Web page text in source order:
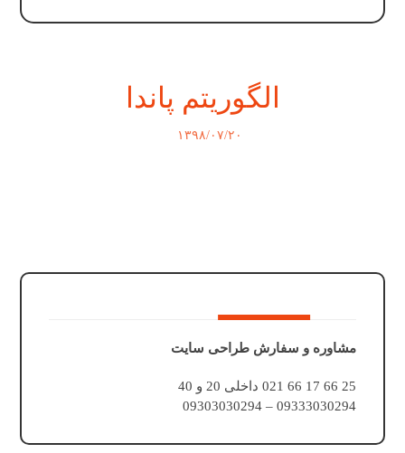
الگوریتم پاندا
۱۳۹۸/۰۷/۲۰
مشاوره و سفارش طراحی سایت
25 66 17 66 021 داخلی 20 و 40
09333030294 – 09303030294